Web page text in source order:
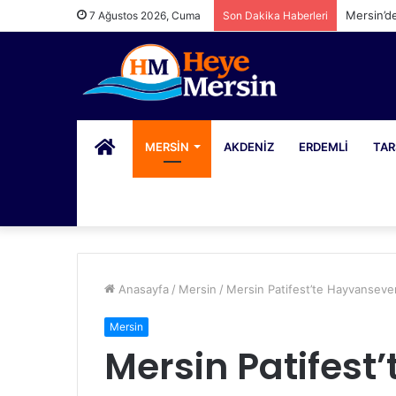
7 Ağustos 2026, Cuma Son Dakika Haberleri
PORTALMERSIN AKDENIZ ERDEMLI
Anasayfa / Mersin / Mersin Patifest’te
Mersin
Mersin